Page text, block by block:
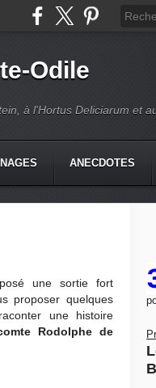
Odile
à l'Hortus Deliciarum et
ANECDOTES
une sortie fort
proposer quelques
une histoire
Rodolphe de